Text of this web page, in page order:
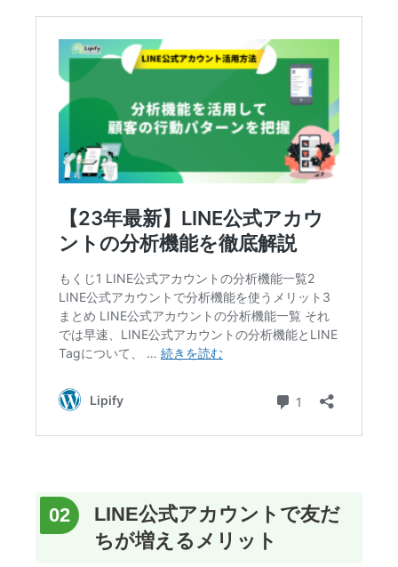
LINE公式アカウントで友だ
ちが増えるメリット